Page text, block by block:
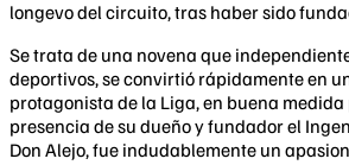
longevo del circuito, tras haber sido
Se trata de una novena que
deportivos, se convirtió rápidamente en
protagonista de la Liga, en buena
presencia de su dueño y fundador el
Don Alejo, fue indudablemente un